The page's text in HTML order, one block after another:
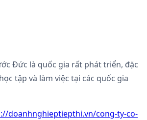
Đức là quốc gia rất phát triển, đặc
tập và làm việc tại các quốc gia
doanhnghieptiepthi.vn/cong-ty-co-